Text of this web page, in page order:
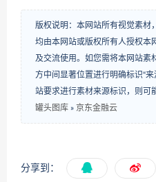
版权说明：本网站所有视觉素材
均由本网站或版权所有人授权本
及交流使用。如您需将本网站素
方中间显著位置进行明确标识“
站要求进行素材来源标识，则可
罐头图库 » 京东金融云
分享到：